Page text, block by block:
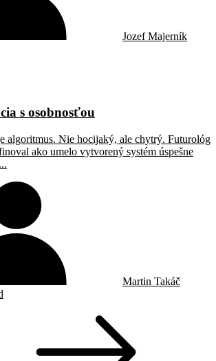
Jozef Majerník
s osobnosťou
algoritmus. Nie hocijaký, ale chytrý. Futurológ
ako umelo vytvorený systém úspešne
Martin Takáč